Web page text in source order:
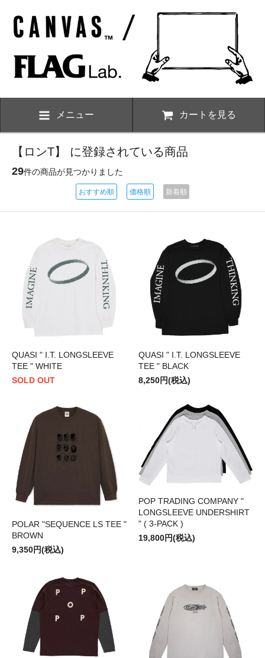
メニュー カートを見る
【ロンT】 に登録されている商品
29件の商品が見つかりました
おすすめ順 価格順 新着順
QUASI " I.T. LONGSLEEVE
TEE " WHITE
SOLD OUT
QUASI " I.T. LONGSLEEVE
TEE " BLACK
8,250円(税込)
POLAR "SEQUENCE LS TEE "
BROWN
9,350円(税込)
POP TRADING COMPANY "
LONGSLEEVE UNDERSHIRT
" ( 3-PACK )
19,800円(税込)